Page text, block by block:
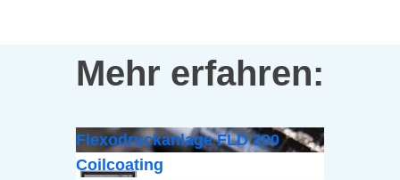
Mehr erfahren:
Flexodruckanlage FLD 200
Coilcoating